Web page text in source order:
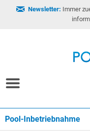
Newsletter: Immer
Pool-Inbetriebnahme